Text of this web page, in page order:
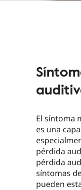
El síntoma
es una
pérdida
pérdida
síntomas
pueden